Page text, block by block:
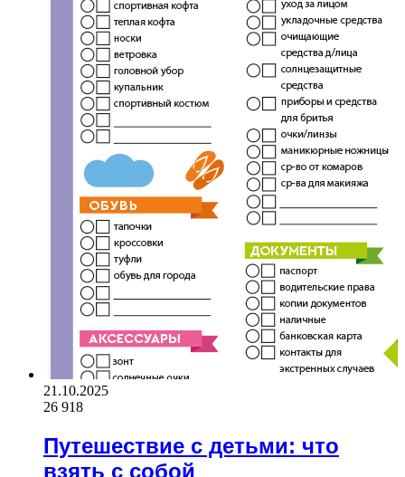
21.10.2025
26 918
Путешествие с детьми: что
взять с собой